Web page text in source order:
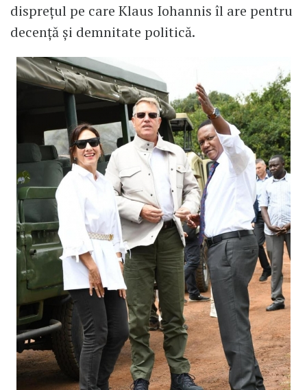
disprețul pe care Klaus Iohannis îl are pentru
decență și demnitate politică.